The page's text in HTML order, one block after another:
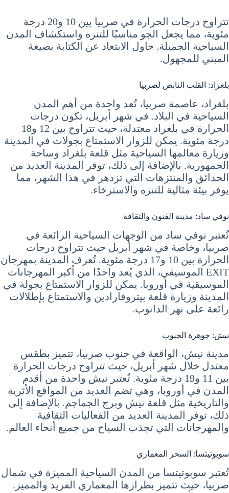
تتراوح درجات الحرارة في صربيا بين 10 و20 درجة
مئوية، مما يجعل الجو مناسبًا للتنزه واستكشاف المدن
السياحية الجميلة. حاول الابتعاد عن الكتابة بصيغة
المبني للمجهول.
بلغراد: القلب النابض لصربيا
بلغراد، عاصمة صربيا، تُعد واحدة من أهم المدن
السياحية في البلاد. في شهر أبريل، تكون درجات
الحرارة في بلغراد معتدلة، حيث تتراوح بين 12 و18
درجة مئوية. يمكن للزوار الاستمتاع بجولات في المدينة
وزيارة معالمها السياحية مثل قلعة بلغراد وساحة
الجمهورية. بالإضافة إلى ذلك، توفر المدينة العديد من
الحدائق والمنتزهات التي تزدهر في هذا الشهر، مما
يوفر بيئة مثالية للتنزه والاسترخاء.
نوفي ساد: مدينة الفنون والثقافة
تُعتبر نوفي ساد من الوجهات السياحية الرائعة في
صربيا، وخاصة في شهر أبريل حيث تتراوح درجات
الحرارة بين 10 و17 درجة مئوية. تُعرف المدينة بمهرجان
EXIT الموسيقي، الذي يُعد واحدًا من أكبر المهرجانات
الموسيقية في أوروبا. يمكن للزوار الاستمتاع بجولة في
المدينة وزيارة قلعة بيتروفارادين والاستمتاع بإطلالات
رائعة على نهر الدانوب.
نيش: جوهرة الجنوب
مدينة نيش، الواقعة في جنوب صربيا، تتميز بطقس
معتدل خلال شهر أبريل، حيث تتراوح درجات الحرارة
بين 11 و19 درجة مئوية. تُعتبر نيش واحدة من أقدم
المدن في أوروبا، وهي تضم العديد من المواقع الأثرية
والتاريخية مثل قلعة نيش وبرج الجماجم. بالإضافة إلى
ذلك، توفر المدينة العديد من الفعاليات الثقافية
والمهرجانات التي تجذب السياح من جميع أنحاء العالم.
سوبوتيتسا: السحر المعماري
تُعتبر سوبوتيتسا من المدن السياحية المميزة في شمال
صربيا، حيث تتميز بطرازها المعماري الفريد والمميز.